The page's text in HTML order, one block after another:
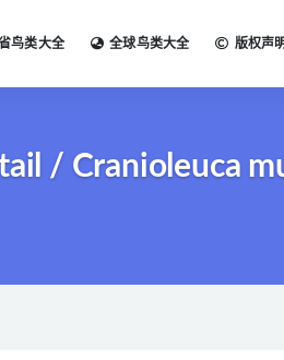
鸟类大全 全球鸟类大全 版权声
/ Cranioleuca